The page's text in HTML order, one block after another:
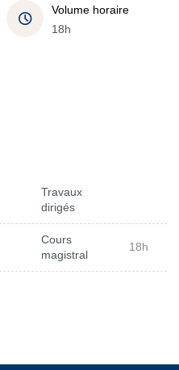
Volume horaire
18h
Travaux
dirigés
Cours
magistral
18h